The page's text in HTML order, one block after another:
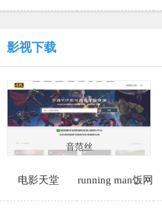
影视下载
音范丝
电影天堂 running man饭网